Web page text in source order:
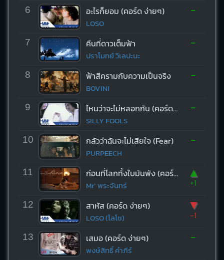
6 อะไรก็ยอม (คอร์ด ง่ายๆ)
LOSO
-
7 คืนที่ดาวเต็มฟ้า
ปราโมทย์ วิเลปะนะ
-
8 ฟ้าสีครามกับความเป็นจริง
BOVINI
-
9 ไหนว่าจะไม่หลอกกัน (คอร์ด ง่ายๆ)
SILLY FOOLS
-
10 กลัวว่าฉันจะไม่เสียใจ (Fear)
PURPEECH
-
11 ก่อนที่โลกทั้งใบมันพัง (คอร์ด ง่ายๆ)
Mr’ พระจันทร์
▲
+1
12 สาหัส (คอร์ด ง่ายๆ)
LOSO (โลโซ)
▼
-1
13 เสมอ (คอร์ด ง่ายๆ)
พงษ์สิทธิ์ คำภีร์
-